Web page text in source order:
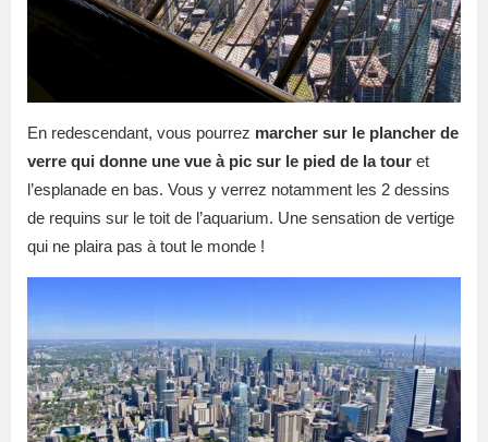
En redescendant, vous pourrez marcher sur le plancher de
verre qui donne une vue à pic sur le pied de la tour et
l’esplanade en bas. Vous y verrez notamment les 2 dessins
de requins sur le toit de l’aquarium. Une sensation de vertige
qui ne plaira pas à tout le monde !